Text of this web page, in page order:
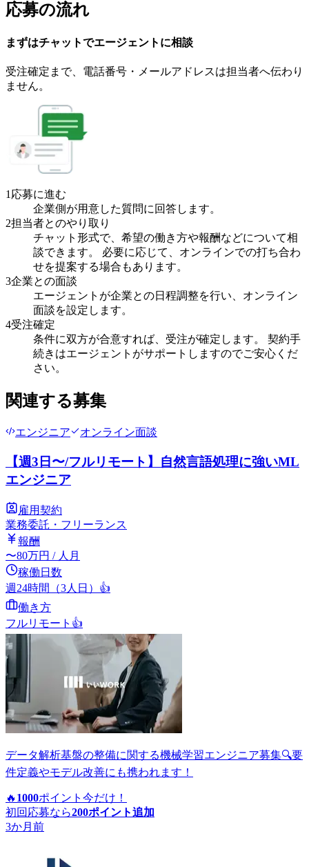
応募の流れ
まずはチャットでエージェント に相談
受注確定まで、 電話番号・メールアドレスは担当者へ伝わり
ません。
1 応募に進む
企業側が用意した質問に回答します。
2担当者とのやり取り
チャット形式で、希望の働き方や報酬などについて相
談できます。 必要に応じて、オンラインでの打ち合わ
せを提案する場合もあります。
3企業との面談
エージェントが企業との日程調整を行い、オンライン
面談を設定します。
4受注確定
条件に双方が合意すれば、受注が確定します。 契約手
続きはエージェントがサポートしますのでご安心くだ
さい。
関連する募集
エンジニア オンライン面談
【週3日〜/フルリモート】自然言語処理に強いML
エンジニア
雇用契約
業務委託・フリーランス
報酬
〜80万円 / 人月
稼働日数
週24時間（3人日） 👍
働き方
フルリモート 👍
データ解析基盤の整備に関する機械学習エンジニア募集🔍要
件定義やモデル改善にも携われます！
🔥 1000ポイント 今だけ！
初回応募なら200ポイント追加
3か月前